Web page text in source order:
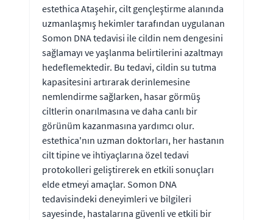
estethica Ataşehir, cilt gençleştirme alanında
uzmanlaşmış hekimler tarafından uygulanan
Somon DNA tedavisi ile cildin nem dengesini
sağlamayı ve yaşlanma belirtilerini azaltmayı
hedeflemektedir. Bu tedavi, cildin su tutma
kapasitesini artırarak derinlemesine
nemlendirme sağlarken, hasar görmüş
ciltlerin onarılmasına ve daha canlı bir
görünüm kazanmasına yardımcı olur.
estethica'nın uzman doktorları, her hastanın
cilt tipine ve ihtiyaçlarına özel tedavi
protokolleri geliştirerek en etkili sonuçları
elde etmeyi amaçlar. Somon DNA
tedavisindeki deneyimleri ve bilgileri
sayesinde, hastalarına güvenli ve etkili bir